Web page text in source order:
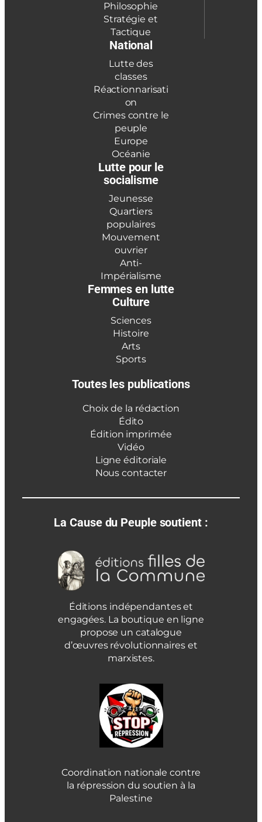
Philosophie
Stratégie et
Tactique
National
Lutte des
classes
Réactionnarisati
on
Crimes contre le
peuple
Europe
Océanie
Lutte pour le
socialisme
Jeunesse
Quartiers
populaires
Mouvement
ouvrier
Anti-
Impérialisme
Femmes en lutte
Culture
Sciences
Histoire
Arts
Sports
Toutes les publications
Choix de la rédaction
Édito
Édition imprimée
Vidéo
Ligne éditoriale
Nous contacter
La Cause du Peuple soutient :
Éditions indépendantes et
engagées. La boutique en ligne
propose un catalogue
d’œuvres révolutionnaires et
marxistes.
Coordination nationale contre
la répression du soutien à la
Palestine